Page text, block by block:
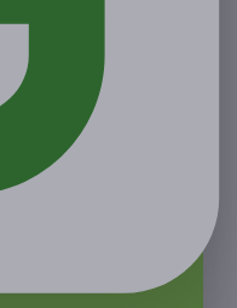
Адреса Вопросы